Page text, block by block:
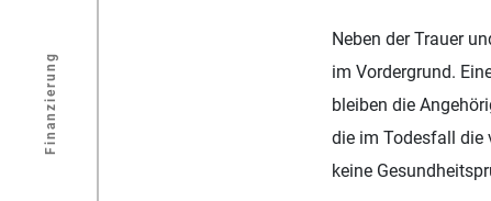
Finanzierung
Neben der Trauer
im Vordergrund.
bleiben die
die im Todesfall die
keine